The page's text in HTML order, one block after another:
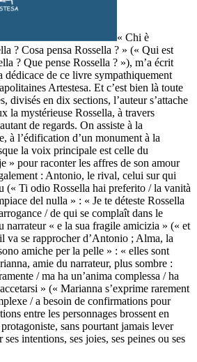
« Chi è
? Cosa pensa Rossella ? » (« Qui est
? Que pense Rossella ? »), m’a écrit
dédicace de ce livre sympathiquement
Artestesa. Et c’est bien là toute
divisés en dix sections, l’auteur s’attache
la mystérieuse Rossella, à travers
de regards. On assiste à la
à l’édification d’un monument à la
la voix principale est celle du
» pour raconter les affres de son amour
: Antonio, le rival, celui sur qui
(« Ti odio Rossella hai preferito / la vanità
del nulla » : « Je te déteste Rossella
/ de qui se complaît dans le
narrateur « e la sua fragile amicizia » (« et
va se rapprocher d’Antonio ; Alma, la
amiche per la pelle » : « elles sont
amie du narrateur, plus sombre :
/ ma ha un’anima complessa / ha
» (« Marianna s’exprime rarement
/ a besoin de confirmations pour
entre les personnages brossent en
sans pourtant jamais lever
intentions, ses joies, ses peines ou ses